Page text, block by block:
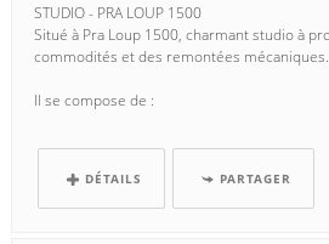
STUDIO - PRA LOUP 1500
Situé à Pra Loup 1500, charmant studio à
commodités et des remontées mécaniques.
Il se compose de :
- Une entrée avec...
DÉTAILS PARTAGER